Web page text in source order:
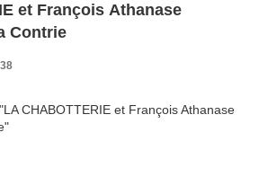
et François Athanase
Contrie